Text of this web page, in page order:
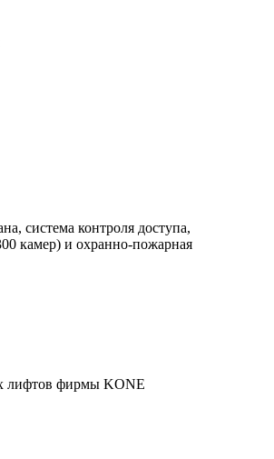
система контроля доступа,
камер) и охранно-пожарная
лифтов фирмы KONE